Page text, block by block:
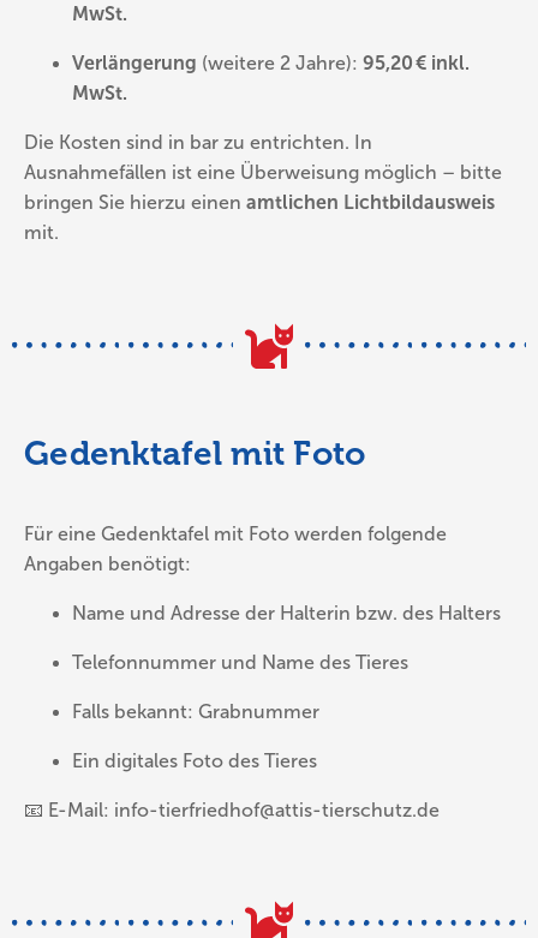
MwSt.
Verlängerung (weitere 2 Jahre): 95,20 € inkl.
MwSt.
Die Kosten sind in bar zu entrichten. In
Ausnahmefällen ist eine Überweisung möglich – bitte
bringen Sie hierzu einen amtlichen Lichtbildausweis
mit.
Gedenktafel mit Foto
Für eine Gedenktafel mit Foto werden folgende
Angaben benötigt:
Name und Adresse der Halterin bzw. des Halters
Telefonnummer und Name des Tieres
Falls bekannt: Grabnummer
Ein digitales Foto des Tieres
📧 E-Mail: info-tierfriedhof@attis-tierschutz.de